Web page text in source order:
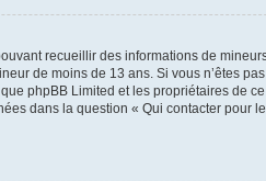
recueillir des informations de
de moins de 13 ans. Si vous n’êtes
phpBB Limited et les propriétaires de
dans la question « Qui contacter pour